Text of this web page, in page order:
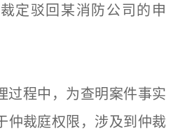
定驳回某消防公司的申
程中，为查明案件事实
仲裁庭权限，涉及到仲裁